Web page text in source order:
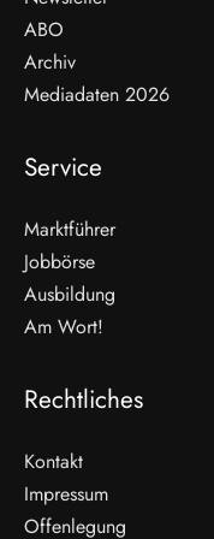
ABO
Archiv
Mediadaten 2026
Service
Marktführer
Jobbörse
Ausbildung
Am Wort!
Rechtliches
Kontakt
Impressum
Offenlegung